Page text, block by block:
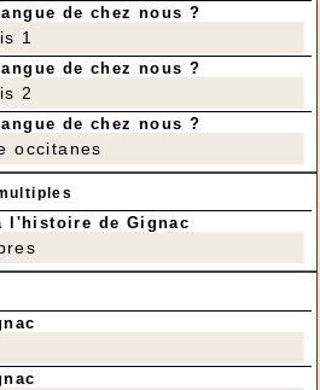
avant dimanche 08 février.
!
---
de chez nous ?
1
de chez nous ?
2
de chez nous ?
occitanes
l'histoire de Gignac